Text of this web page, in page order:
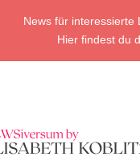
News für interessierte
Hier findest du